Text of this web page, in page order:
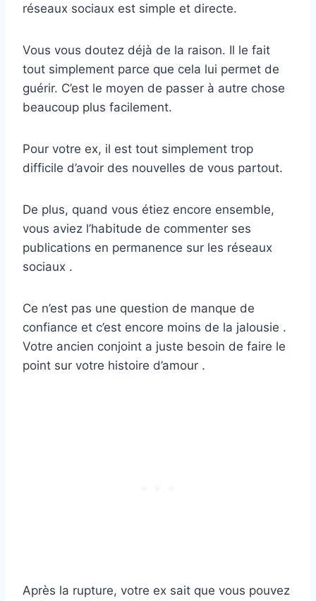
réseaux sociaux est simple et directe.
Vous vous doutez déjà de la raison. Il le fait
tout simplement parce que cela lui permet de
guérir. C’est le moyen de passer à autre chose
beaucoup plus facilement.
Pour votre ex, il est tout simplement trop
difficile d’avoir des nouvelles de vous partout.
De plus, quand vous étiez encore ensemble,
vous aviez l’habitude de commenter ses
publications en permanence sur les réseaux
sociaux .
Ce n’est pas une question de manque de
confiance et c’est encore moins de la jalousie .
Votre ancien conjoint a juste besoin de faire le
point sur votre histoire d’amour .
Après la rupture, votre ex sait que vous pouvez